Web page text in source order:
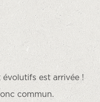
est arrivée !
commun.